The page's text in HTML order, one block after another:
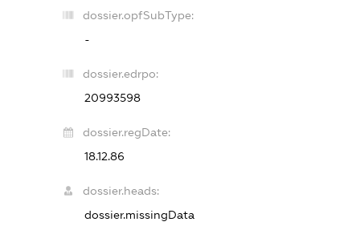
dossier.opfSubType:
-
dossier.edrpo:
20993598
dossier.regDate:
18.12.86
dossier.heads:
dossier.missingData